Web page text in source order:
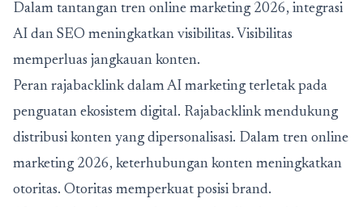
Dalam tantangan tren online marketing 2026, integrasi
AI dan SEO meningkatkan visibilitas. Visibilitas
memperluas jangkauan konten.
Peran rajabacklink dalam AI marketing terletak pada
penguatan ekosistem digital. Rajabacklink mendukung
distribusi konten yang dipersonalisasi. Dalam tren online
marketing 2026, keterhubungan konten meningkatkan
otoritas. Otoritas memperkuat posisi brand.